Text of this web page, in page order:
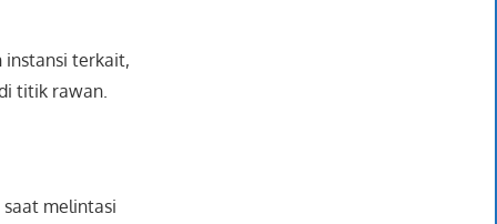
instansi terkait,
titik rawan.
melintasi